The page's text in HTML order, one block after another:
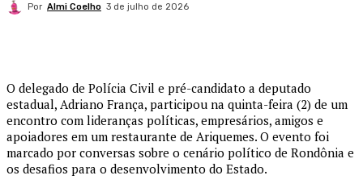
Por Almi Coelho 3 de julho de 2026
O delegado de Polícia Civil e pré-candidato a deputado
estadual, Adriano França, participou na quinta-feira (2) de um
encontro com lideranças políticas, empresários, amigos e
apoiadores em um restaurante de Ariquemes. O evento foi
marcado por conversas sobre o cenário político de Rondônia e
os desafios para o desenvolvimento do Estado.